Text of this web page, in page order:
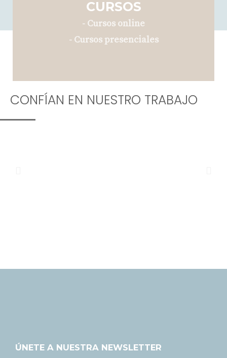
CURSOS
- Cursos online
- Cursos presenciales
CONFÍAN EN NUESTRO TRABAJO
ÚNETE A NUESTRA NEWSLETTER